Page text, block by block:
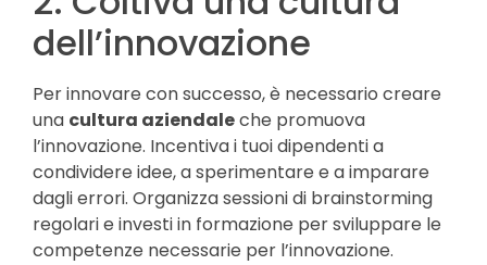
dell’innovazione
Per innovare con successo, è necessario creare
una cultura aziendaleche promuova
l’innovazione. Incentiva i tuoi dipendenti a
condividere idee, a sperimentare e a imparare
dagli errori. Organizza sessioni di brainstorming
regolari e investi in formazione per sviluppare le
competenze necessarie per l’innovazione.